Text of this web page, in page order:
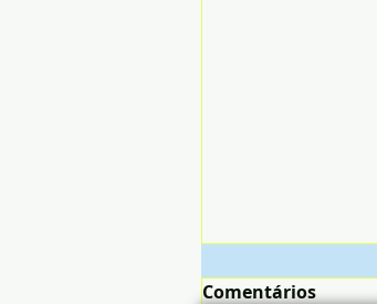
Comentários